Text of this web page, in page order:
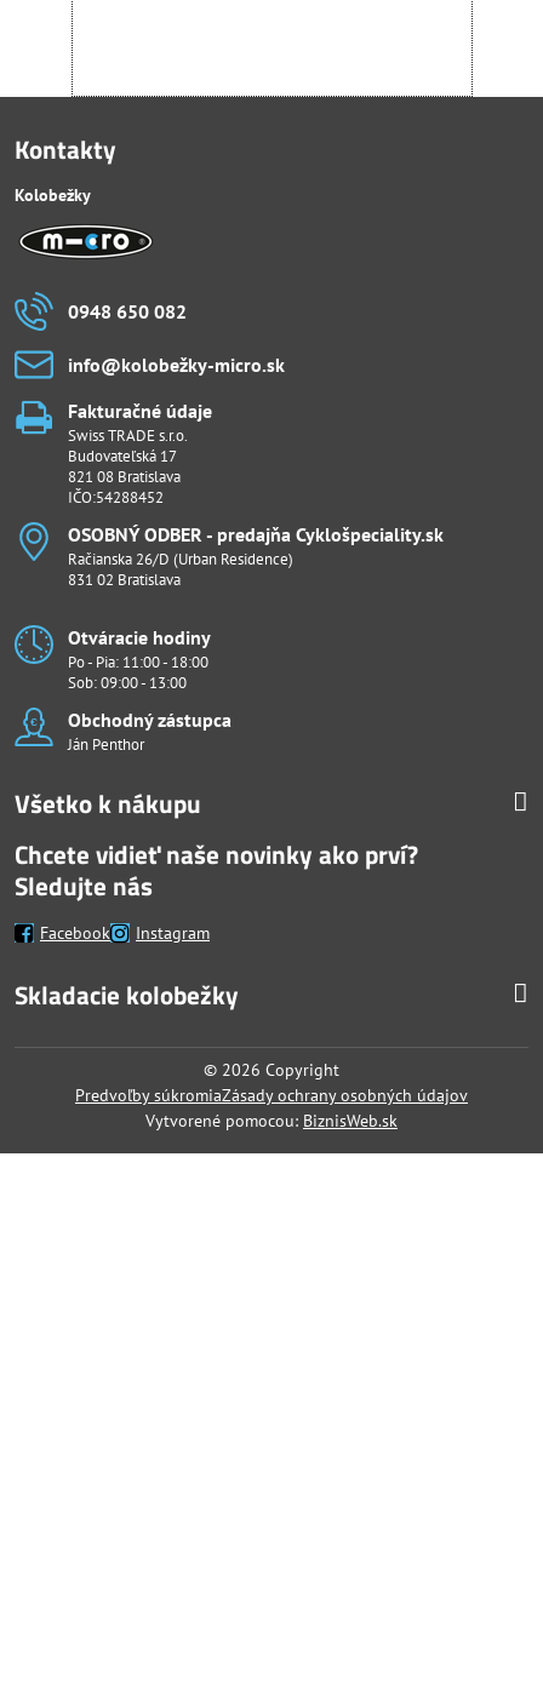
Kontakty
Kolobežky
0948 650 082
info​@kolobežky-micro​.sk
Fakturačné údaje
Swiss TRADE s.r.o.
Budovateľská 17
821 08 Bratislava
IČO:54288452
OSOBNÝ ODBER - predajňa Cyklošpeciality​.sk
Račianska 26/D (Urban Residence)
831 02 Bratislava
Otváracie hodiny
Po - Pia: 11:00 - 18:00
Sob: 09:00 - 13:00
Obchodný zástupca
Ján Penthor
Všetko k nákupu
Chcete vidieť naše novinky ako prví?
Sledujte nás
Facebook Instagram
Skladacie kolobežky
© 2026 Copyright
Predvoľby súkromiaZásady ochrany osobných údajov
Vytvorené pomocou: BiznisWeb.sk